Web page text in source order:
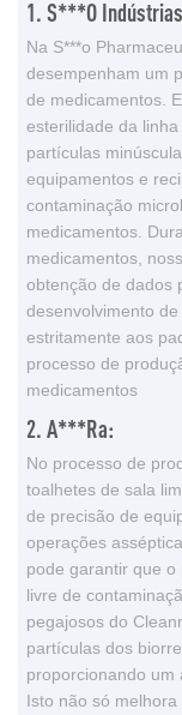
1. S***o
Na S***o
desempenham um
de medicamentos.
esterilidade da
partículas
equipamentos e
contaminação
medicamentos.
medicamentos,
obtenção de dados
desenvolvimento
estritamente aos
processo de
medicamentos
2. A***ra:
No processo de
toalhetes de sala
de precisão de
operações
pode garantir que
livre de
pegajosos do
partículas dos
proporcionando um
Isto não só